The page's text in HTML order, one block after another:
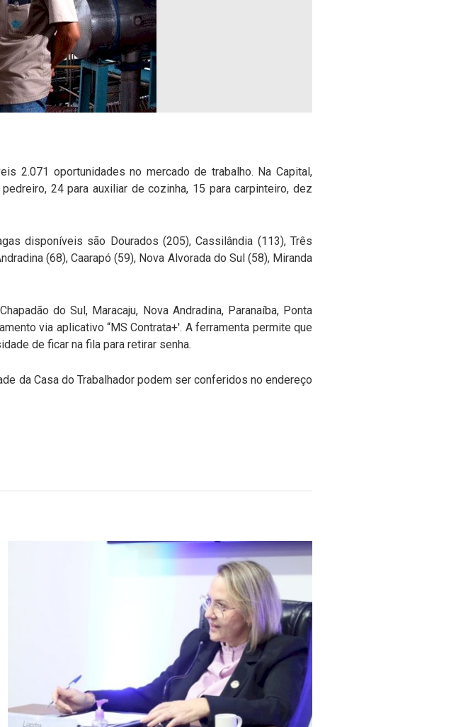
2.071 oportunidades no mercado de trabalho. Na Capital,
24 para auxiliar de cozinha, 15 para carpinteiro, dez
disponíveis são Dourados (205), Cassilândia (113), Três
(68), Caarapó (59), Nova Alvorada do Sul (58), Miranda
do Sul, Maracaju, Nova Andradina, Paranaíba, Ponta
via aplicativo “MS Contrata+'. A ferramenta permite que
de ficar na fila para retirar senha.
da Casa do Trabalhador podem ser conferidos no endereço